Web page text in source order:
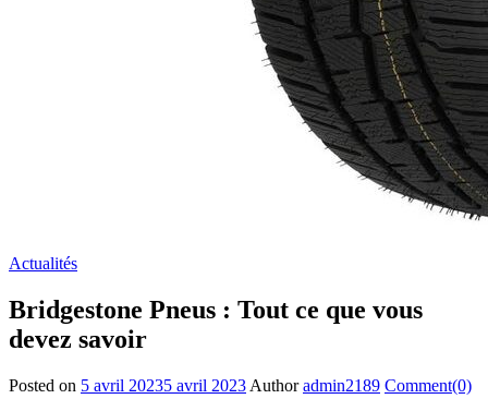
Actualités
Bridgestone Pneus : Tout ce que vous
devez savoir
Posted on 5 avril 20235 avril 2023 Author admin2189 Comment(0)